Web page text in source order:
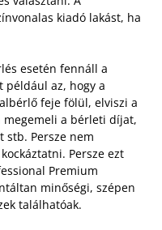
kiadó lakást, ha
esetén fennáll a
például az, hogy a
feje fölül, elviszi a
megemeli a bérleti díjat,
stb. Persze nem
Persze ezt
Premium
minőségi, szépen
találhatóak.